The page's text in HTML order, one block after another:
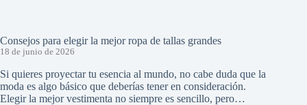
Consejos para elegir la mejor ropa de tallas grandes
18 de junio de 2026
Si quieres proyectar tu esencia al mundo, no cabe duda que la
moda es algo básico que deberías tener en consideración.
Elegir la mejor vestimenta no siempre es sencillo, pero…